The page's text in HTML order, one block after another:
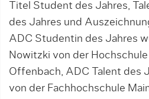
Titel Student des Jahres,
des Jahres und
ADC Studentin des Jahres
Nowitzki von der
Offenbach, ADC Talent des
von der Fachhochschule